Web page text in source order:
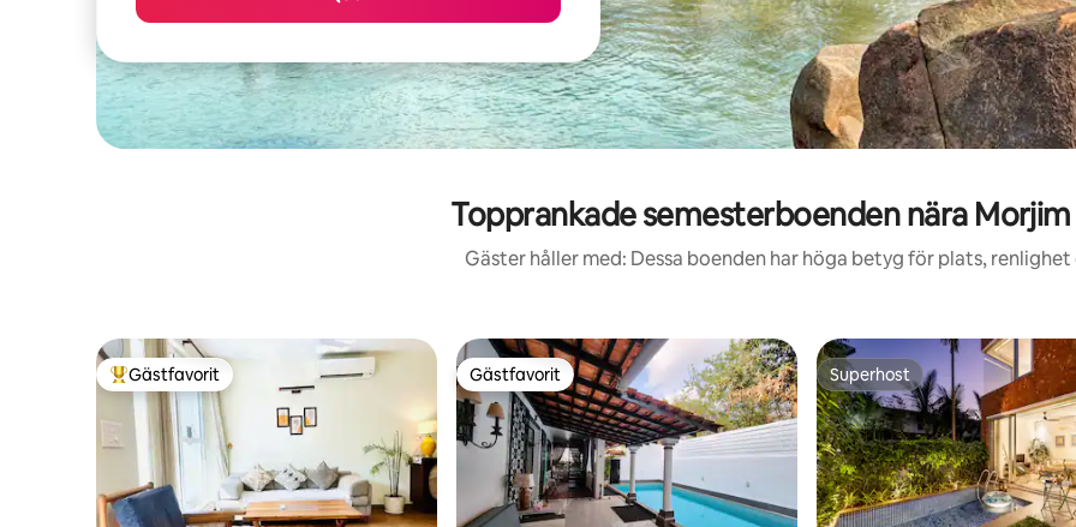
Topprankade semesterboenden nära Morjim
Gäster håller med: Dessa boenden har höga betyg för plats, renlighet
Populär gästfavorit
Gästfavorit Gästfavorit
Gästfavorit Superhost
Superhost